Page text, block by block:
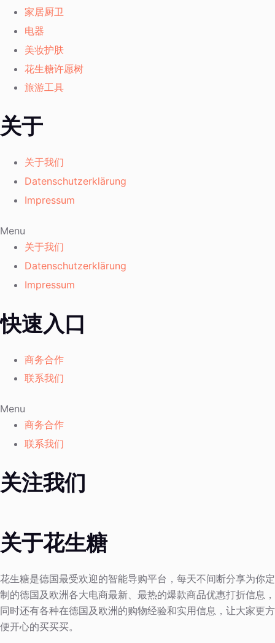
家居厨卫
电器
美妆护肤
花生糖许愿树
旅游工具
关于
关于我们
Datenschutzerklärung
Impressum
Menu
关于我们
Datenschutzerklärung
Impressum
快速入口
商务合作
联系我们
Menu
商务合作
联系我们
关注我们
关于花生糖
花生糖是德国最受欢迎的智能导购平台，每天不间断分享为你定
制的德国及欧洲各大电商最新、最热的爆款商品优惠打折信息，
同时还有各种在德国及欧洲的购物经验和实用信息，让大家更方
便开心的买买买。